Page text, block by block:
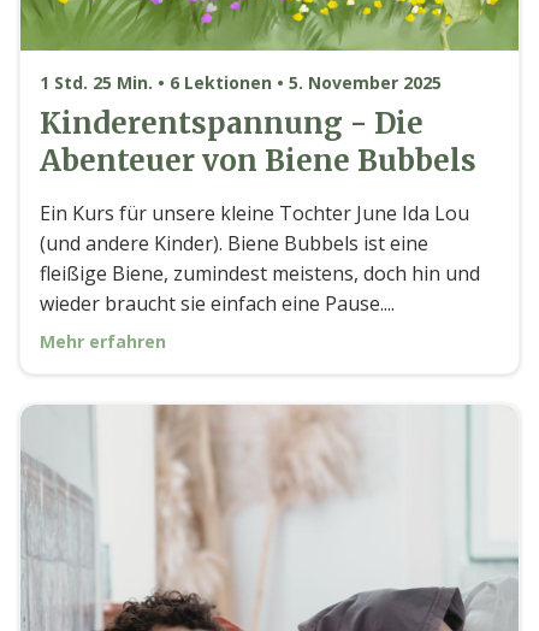
1 Std. 25 Min. • 6 Lektionen • 5. November 2025
Kinderentspannung - Die
Abenteuer von Biene Bubbels
Ein Kurs für unsere kleine Tochter June Ida Lou
(und andere Kinder). Biene Bubbels ist eine
fleißige Biene, zumindest meistens, doch hin und
wieder braucht sie einfach eine Pause....
Mehr erfahren